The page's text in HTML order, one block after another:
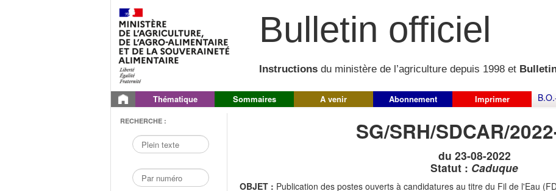
Bulletin officiel
Instructions du ministère de l’agriculture depuis 1998 et
Thématique Sommaires A venir Abonnement Imprimer
RECHERCHE : SG/SRH/SDCAR/
du 23-08-2022
Statut : Caduque
OBJET : Publication des postes ouverts à candidatures au titre du Fil de l'Eau